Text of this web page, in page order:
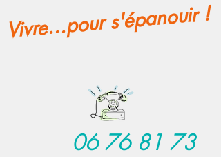
Vivre...pour s'épanouir !
06 76 81 73